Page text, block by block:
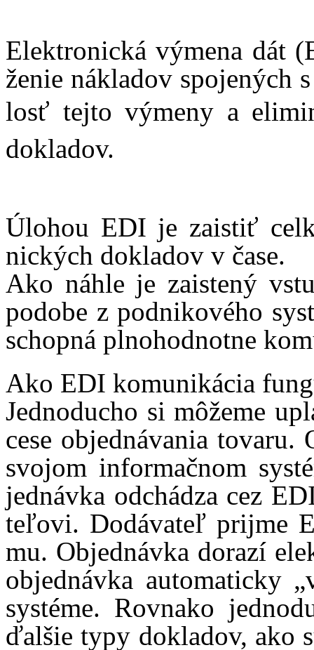
Elek­tro­nic­kávýmena dát
že­nie nák­la­dov spo­je­ných
losť tej­to vý­me­ny a
dok­la­dov.
Úlo­hou EDI je za­is­tiť
nic­kých dok­la­dov v ča­se.
Ako náh­le je za­is­te­ný
po­do­be z pod­ni­ko­vé­ho
schop­ná pl­no­hod­not­ne
Ako EDI ko­mu­ni­ká­cia
Jed­no­du­cho si mô­že­me
ce­se ob­jed­ná­va­nia to­va­ru.
svo­jom in­for­mač­nom
jed­náv­ka od­chá­dza cez
te­ľo­vi. Do­dá­va­teľ prij­me
mu. Ob­jed­náv­ka do­ra­zí
ob­jed­náv­ka auto­ma­tic­ky
sys­té­me. Rov­na­ko
ďal­šie ty­py dok­la­dov, ako